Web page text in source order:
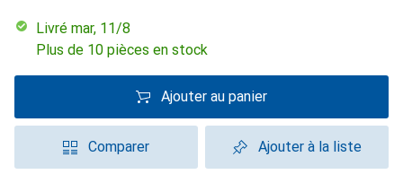
Livré mar, 11/8
Plus de 10 pièces en stock
Ajouter au panier
Comparer Ajouter à la liste